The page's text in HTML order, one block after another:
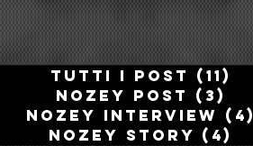
Tutti i post (11)
NOZEY POST (3)
NOZEY INTERVIEW (4)
NOZEY STORY (4)